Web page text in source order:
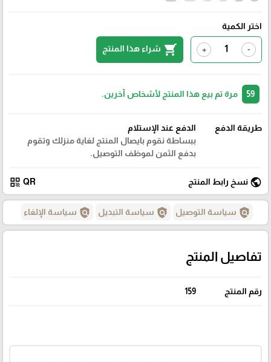
اختر الكمية
-
+
shopping_cart شراء هذا المنتج
مرة تم بيع هذا المنتج لأشخاص آخرين.
طريقة الدفع
الدفع عند الإستلام
ببساطة نقوم بايصال المنتج لغاية منزلك وتقوم
بدفع الثمن لموظف التوصيل.
public نسخ رابط المنتج QR
qr_code
policy سياسة التوصيل policy سياسة التبديل policy سياسة الإلغاء
تفاصيل المنتج
رقم المنتج 159